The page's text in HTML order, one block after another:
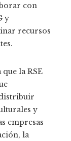
con
y
recursos
la RSE
y
empresas
la